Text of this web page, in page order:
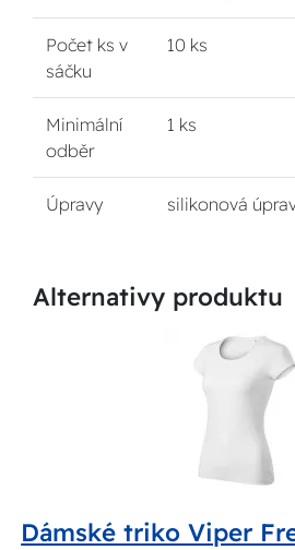
Počet ks v
sáčku
10 ks
Minimální
odběr
1 ks
Úpravy silikonová
Alternativy produktu
Dámské triko Viper